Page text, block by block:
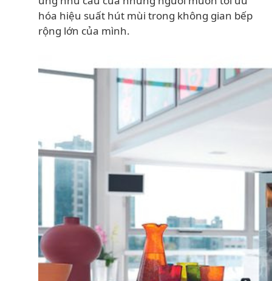
hóa hiệu suất hút mùi trong không gian bếp
rộng lớn của mình.